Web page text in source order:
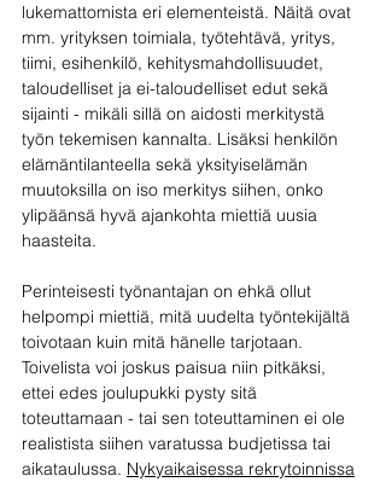
lukemattomista eri elementeistä. Näitä ovat
mm. yrityksen toimiala, työtehtävä, yritys,
tiimi, esihenkilö, kehitysmahdollisuudet,
taloudelliset ja ei-taloudelliset edut sekä
sijainti - mikäli sillä on aidosti merkitystä
työn tekemisen kannalta. Lisäksi henkilön
elämäntilanteella sekä yksityiselämän
muutoksilla on iso merkitys siihen, onko
ylipäänsä hyvä ajankohta miettiä uusia
haasteita.
Perinteisesti työnantajan on ehkä ollut
helpompi miettiä, mitä uudelta työntekijältä
toivotaan kuin mitä hänelle tarjotaan.
Toivelista voi joskus paisua niin pitkäksi,
ettei edes joulupukki pysty sitä
toteuttamaan - tai sen toteuttaminen ei ole
realistista siihen varatussa budjetissa tai
aikataulussa. Nykyaikaisessa rekrytoinnissa